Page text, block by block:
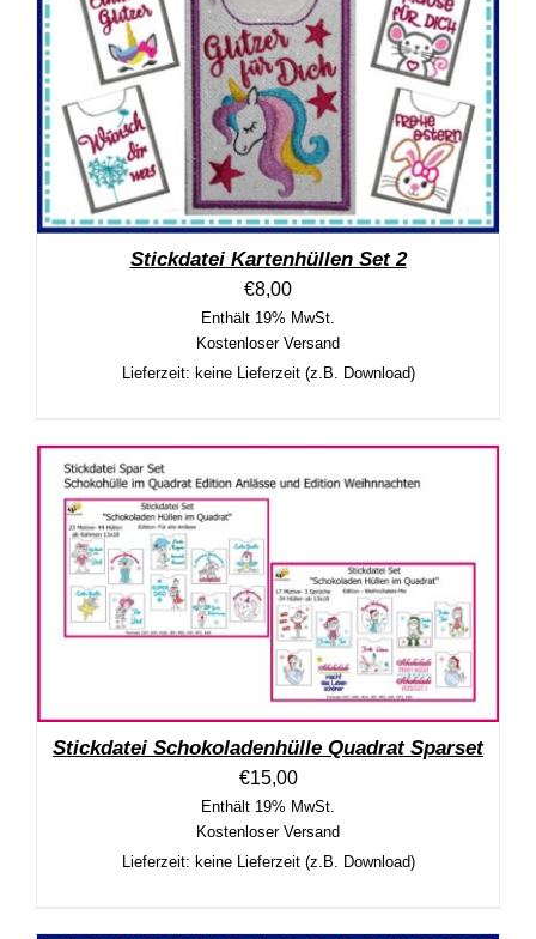
Stickdatei Kartenhüllen Set 2
€8,00
Enthält 19% MwSt.
Kostenloser Versand
Lieferzeit: keine Lieferzeit (z.B. Download)
Stickdatei Schokoladenhülle Quadrat Sparset
€15,00
Enthält 19% MwSt.
Kostenloser Versand
Lieferzeit: keine Lieferzeit (z.B. Download)